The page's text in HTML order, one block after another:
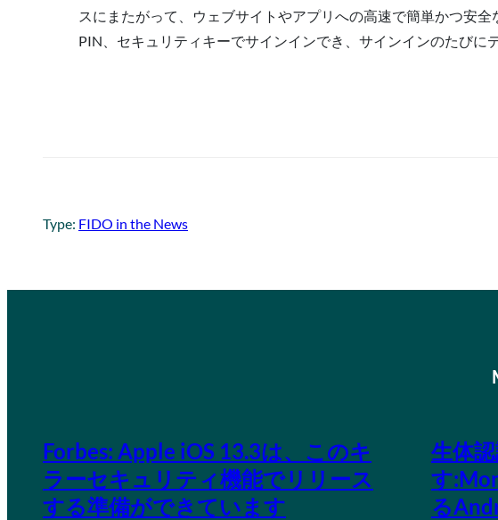
スにまたがって、ウェブサイトやアプリへの高速で簡単かつ安
PIN、セキュリティキーでサインインでき、サインインのたびに
Type: FIDO in the News
Forbes: Apple iOS 13.3は、このキ
ラーセキュリティ機能でリリース
する準備ができています
生体
す
る